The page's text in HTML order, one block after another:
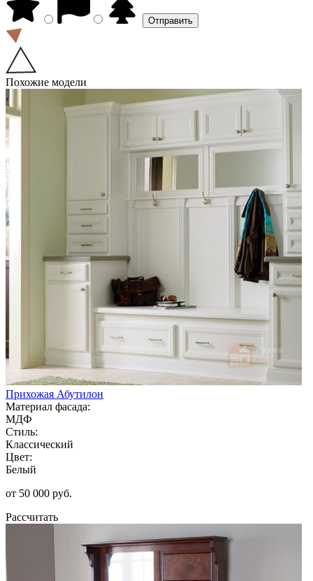
Похожие модели
Прихожая Абутилон
Материал фасада:
МДФ
Стиль:
Классический
Цвет:
Белый
от 50 000 руб.
Рассчитать